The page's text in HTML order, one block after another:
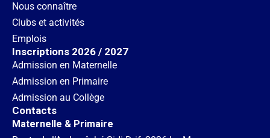
Nous connaître
Clubs et activités
Emplois
Inscriptions 2026 / 2027
Admission en Maternelle
Admission en Primaire
Admission au Collège
Contacts
Maternelle & Primaire